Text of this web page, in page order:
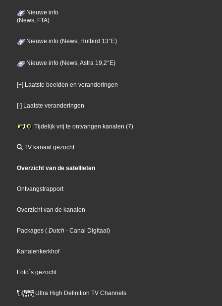
Nieuwe info
(News, FTA)
Nieuwe info (News, Hotbird 13°E)
Nieuwe info (News, Astra 19,2°E)
[+] Laatste beelden en veranderingen
[-] Laatste veranderingen
Tijdelijk vrij te ontvangen kanalen (7)
TV kanaal gezocht
Overzicht van de satellieten
Ontvangstrapport
Overzicht van de kanalen
Packages ( Dutch - Canal Digitaal)
Kanalenkerkhof
Foto´s gezocht
Ultra High Definition TV Channels